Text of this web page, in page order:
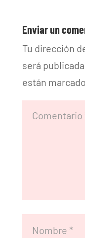
Enviar un
Tu dirección
será
están